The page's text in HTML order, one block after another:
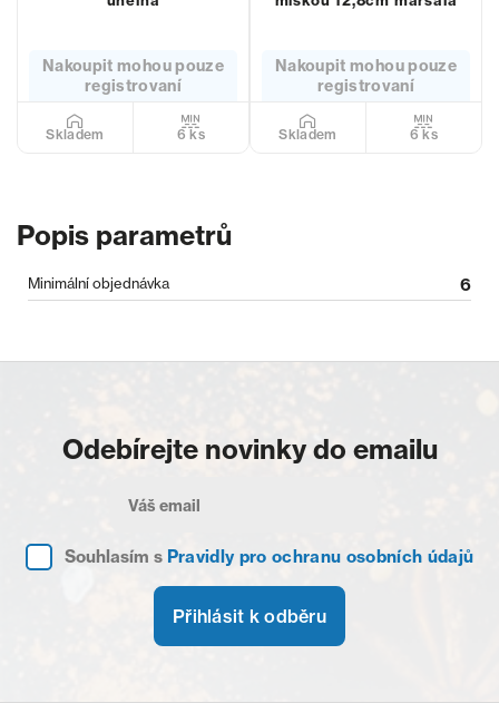
Nakoupit mohou pouze
registrovaní
Skladem 6 ks
Nakoupit mohou pouze
registrovaní
Skladem 6 ks
Popis parametrů
Minimální objednávka 6
Odebírejte novinky do emailu
Souhlasím s Pravidly pro ochranu osobních údajů
Přihlásit k odběru